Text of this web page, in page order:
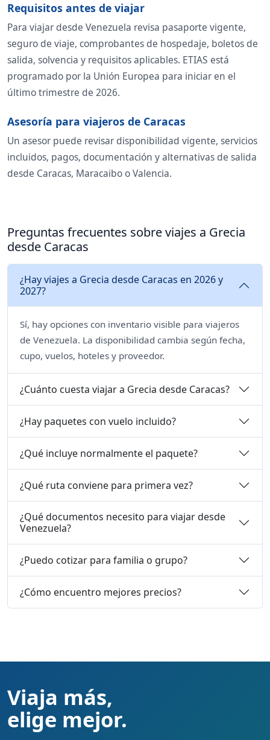
Requisitos antes de viajar
Para viajar desde Venezuela revisa pasaporte vigente,
seguro de viaje, comprobantes de hospedaje, boletos de
salida, solvencia y requisitos aplicables. ETIAS está
programado por la Unión Europea para iniciar en el
último trimestre de 2026.
Asesoría para viajeros de Caracas
Un asesor puede revisar disponibilidad vigente, servicios
incluidos, pagos, documentación y alternativas de salida
desde Caracas, Maracaibo o Valencia.
Preguntas frecuentes sobre viajes a Grecia
desde Caracas
¿Hay viajes a Grecia desde Caracas en 2026 y
2027?
Sí, hay opciones con inventario visible para viajeros
de Venezuela. La disponibilidad cambia según fecha,
cupo, vuelos, hoteles y proveedor.
¿Cuánto cuesta viajar a Grecia desde Caracas?
¿Hay paquetes con vuelo incluido?
¿Qué incluye normalmente el paquete?
¿Qué ruta conviene para primera vez?
¿Qué documentos necesito para viajar desde
Venezuela?
¿Puedo cotizar para familia o grupo?
¿Cómo encuentro mejores precios?
Viaja más,
elige mejor.